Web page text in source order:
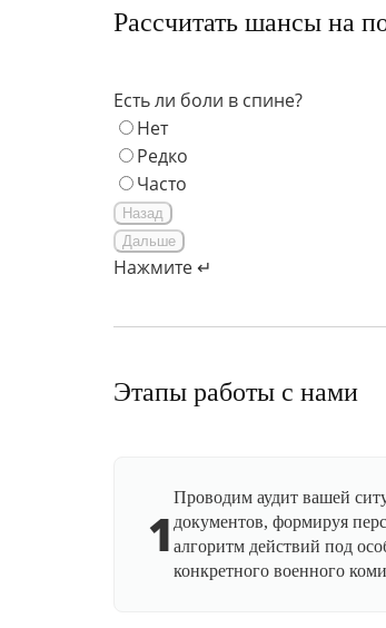
Рассчитать шансы на
Есть ли боли в спине?
Нет
Редко
Часто
Назад
Дальше
Нажмите ↵
Этапы работы с нами
1
Проводим аудит вашей
документов, формируя
алгоритм действий под
конкретного военного